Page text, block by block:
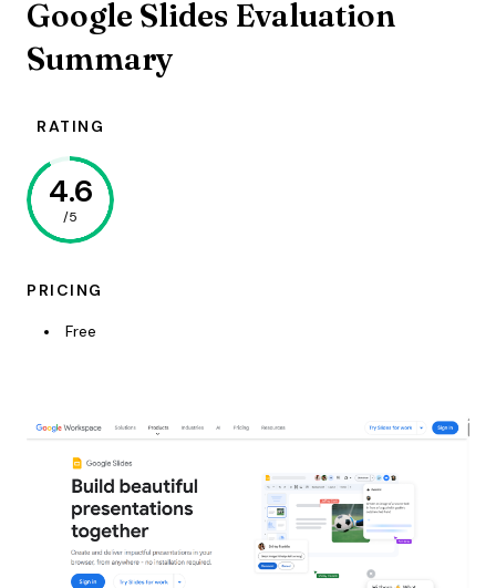
Google Slides Evaluation
Summary
RATING
4.6
/5
PRICING
Free